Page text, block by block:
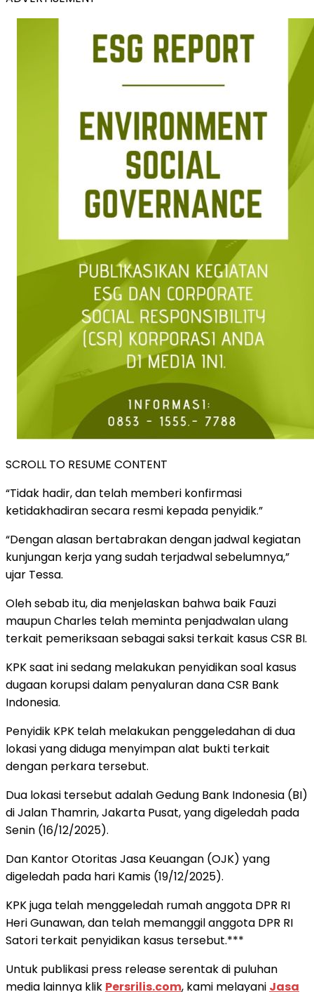
SCROLL TO RESUME CONTENT
“Tidak hadir, dan telah memberi konfirmasi
ketidakhadiran secara resmi kepada penyidik.”
“Dengan alasan bertabrakan dengan jadwal kegiatan
kunjungan kerja yang sudah terjadwal sebelumnya,”
ujar Tessa.
Oleh sebab itu, dia menjelaskan bahwa baik Fauzi
maupun Charles telah meminta penjadwalan ulang
terkait pemeriksaan sebagai saksi terkait kasus CSR BI.
KPK saat ini sedang melakukan penyidikan soal kasus
dugaan korupsi dalam penyaluran dana CSR Bank
Indonesia.
Penyidik KPK telah melakukan penggeledahan di dua
lokasi yang diduga menyimpan alat bukti terkait
dengan perkara tersebut.
Dua lokasi tersebut adalah Gedung Bank Indonesia (BI)
di Jalan Thamrin, Jakarta Pusat, yang digeledah pada
Senin (16/12/2025).
Dan Kantor Otoritas Jasa Keuangan (OJK) yang
digeledah pada hari Kamis (19/12/2025).
KPK juga telah menggeledah rumah anggota DPR RI
Heri Gunawan, dan telah memanggil anggota DPR RI
Satori terkait penyidikan kasus tersebut.***
Untuk publikasi press release serentak di puluhan
media lainnya klik Persrilis.com, kami melayani Jasa